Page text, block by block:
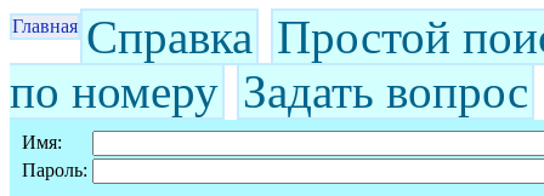
Главная Справка Простой
по номеру Задать вопрос
Имя:
Пароль: